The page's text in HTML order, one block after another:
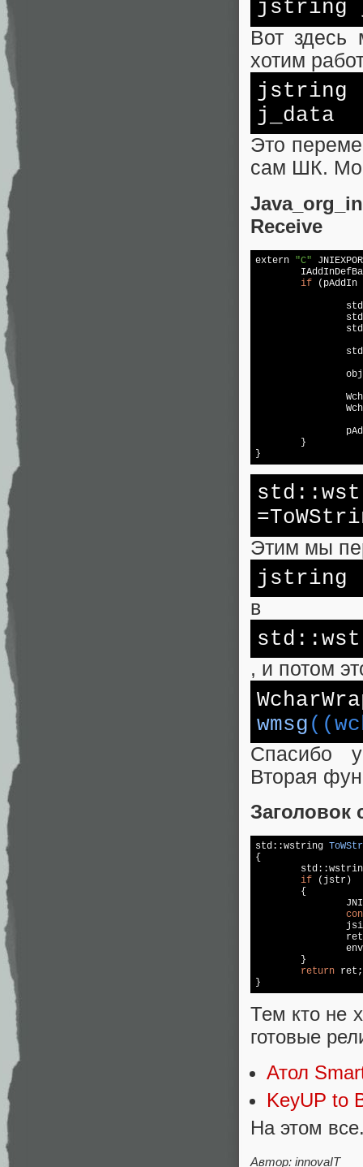
jstring
Вот здесь
хотим
jstring
j_data
Это
сам ШК.
Receive
extern "C"
if
}
std
Этим мы
jstring
в
std
, и потом
wmsg
Спасибо
Вторая
Заголовок
std::wstring
{
if (jstr)
return ret;
}
Тем кто не
готовые
Атол
KeyUP to
На этом
Автор: innovaIT